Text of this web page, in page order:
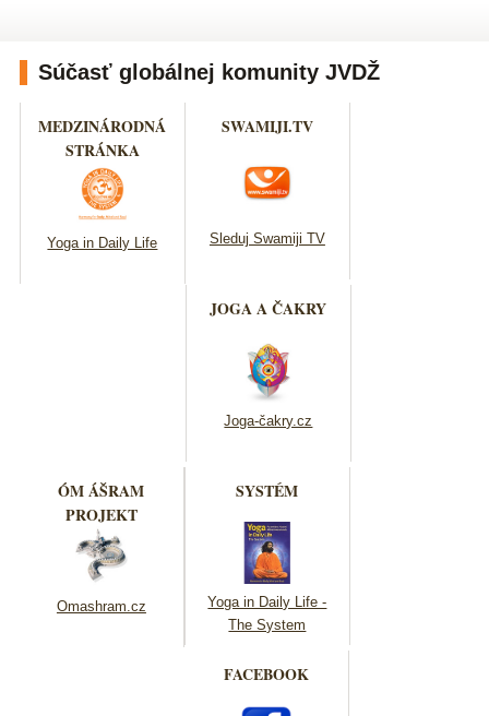
Súčasť globálnej komunity JVDŽ
MEDZINÁRODNÁ
STRÁNKA
Yoga in Daily Life
SWAMIJI.TV
Sleduj Swamiji TV
JOGA A ČAKRY
Joga-čakry.cz
ÓM ÁŠRAM
PROJEKT
Omashram.cz
SYSTÉM
Yoga in Daily Life -
The System
FACEBOOK